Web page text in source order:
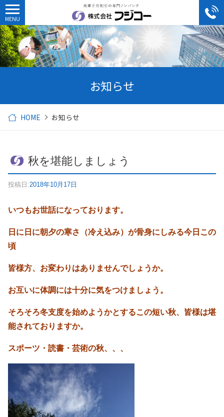
お知らせ
HOME お知らせ
秋を堪能しましょう
投稿日:2018年10月17日
いつもお世話になっております。
日に日に朝夕の寒さ（冷え込み）が骨身にしみる今日この
頃
皆様方、お変わりはありませんでしょうか。
お互いに体調には十分に気をつけましょう。
そろそろ冬支度を始めようかとするこの短い秋、皆様は堪
能されておりますか。
スポーツ・読書・芸術の秋、、、